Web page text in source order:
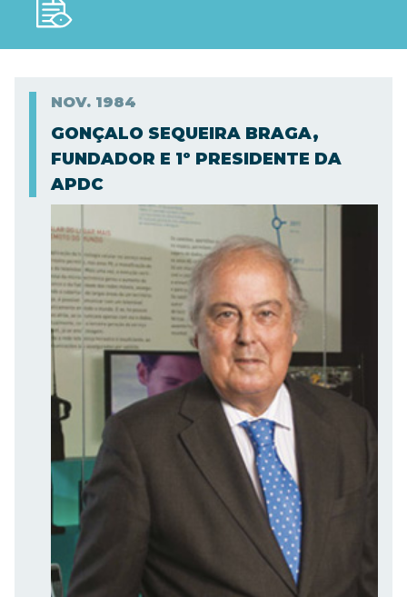
NOV. 1984
GONÇALO SEQUEIRA BRAGA,
FUNDADOR E 1º PRESIDENTE DA
APDC